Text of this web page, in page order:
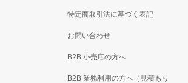
特定商取引法に基づく表記
お問い合わせ
B2B 小売店の方へ
B2B 業務利用の方へ（見積もり